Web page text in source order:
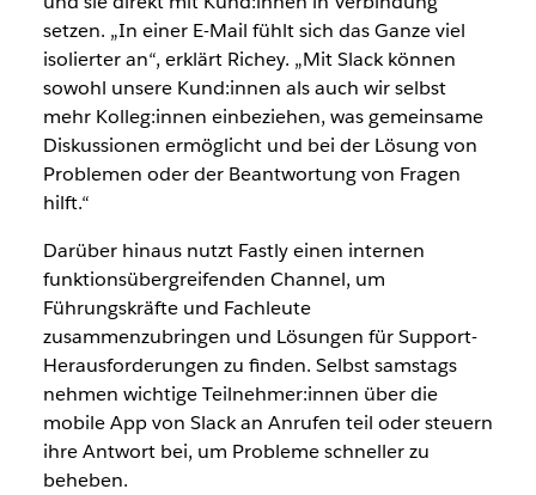
setzen. „In einer E-Mail fühlt sich das Ganze viel
isolierter an“, erklärt Richey. „Mit Slack können
sowohl unsere Kund:innen als auch wir selbst
mehr Kolleg:innen einbeziehen, was gemeinsame
Diskussionen ermöglicht und bei der Lösung von
Problemen oder der Beantwortung von Fragen
hilft.“
Darüber hinaus nutzt Fastly einen internen
funktionsübergreifenden Channel, um
Führungskräfte und Fachleute
zusammenzubringen und Lösungen für Support-
Herausforderungen zu finden. Selbst samstags
nehmen wichtige Teilnehmer:innen über die
mobile App von Slack an Anrufen teil oder steuern
ihre Antwort bei, um Probleme schneller zu
beheben.